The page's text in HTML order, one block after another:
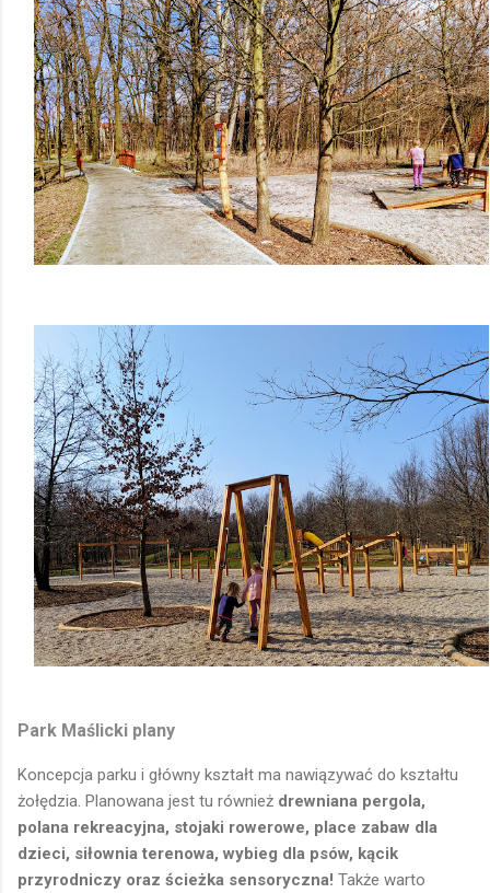
Park Maślicki plany
Koncepcja parku i główny kształt ma nawiązywać do kształtu
żołędzia. Planowana jest tu również drewniana pergola,
polana rekreacyjna, stojaki rowerowe, place zabaw dla
dzieci, siłownia terenowa, wybieg dla psów, kącik
przyrodniczy oraz ścieżka sensoryczna! Także warto